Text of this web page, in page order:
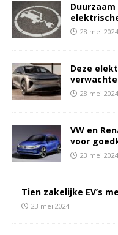
28 mei 2024
Deze
28 mei 2024
VW en
voor
23 mei 2024
Tien zakelijke EV’s
23 mei 2024